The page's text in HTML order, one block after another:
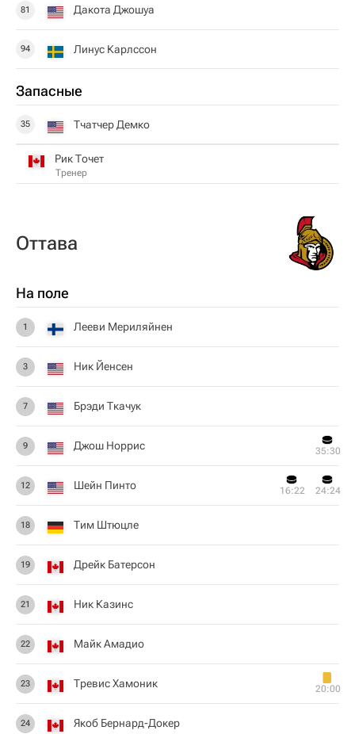
81 Дакота Джошуа
94 Линус Карлссон
Запасные
35 Тчатчер Демко
Рик Точет
Тренер
Оттава
На поле
1 Лееви Мериляйнен
3 Ник Йенсен
7 Брэди Ткачук
9 Джош Норрис 35:30
12 Шейн Пинто 16:22 24:24
18 Тим Штюцле
19 Дрейк Батерсон
21 Ник Казинс
22 Майк Амадио
23 Тревис Хамоник 20:00
24 Якоб Бернард-Докер